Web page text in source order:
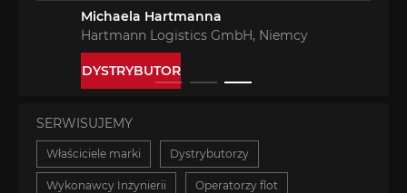
Michaela Hartmanna
Hartmann Logistics GmbH, Niemcy
DYSTRYBUTOR
SERWISUJEMY
Właściciele marki Dystrybutorzy
Wykonawcy Inżynierii Operatorzy flot